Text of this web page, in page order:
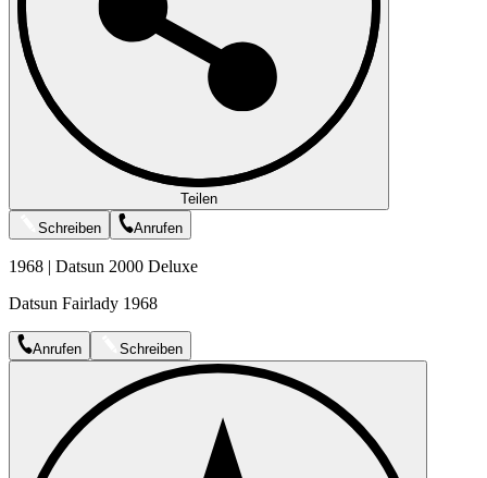
Teilen
Schreiben
Anrufen
1968 | Datsun 2000 Deluxe
Datsun Fairlady 1968
Anrufen Schreiben